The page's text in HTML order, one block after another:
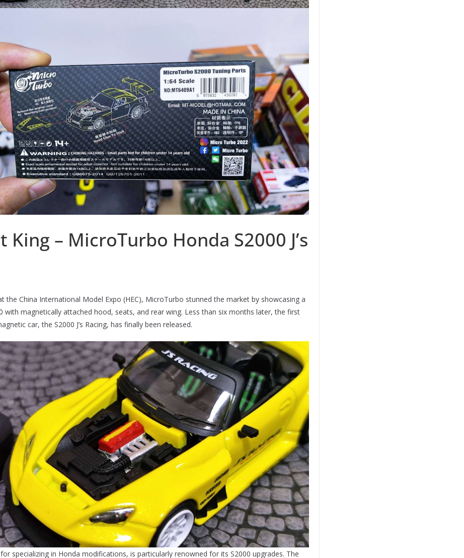
King – MicroTurbo Honda S2000 J’s
the China International Model Expo (HEC), MicroTurbo stunned the market by showcasing a
with magnetically attached hood, seats, and rear wing. Less than six months later, the first
car, the S2000 J’s Racing, has finally been released.
for specializing in Honda modifications, is particularly renowned for its S2000 upgrades. The